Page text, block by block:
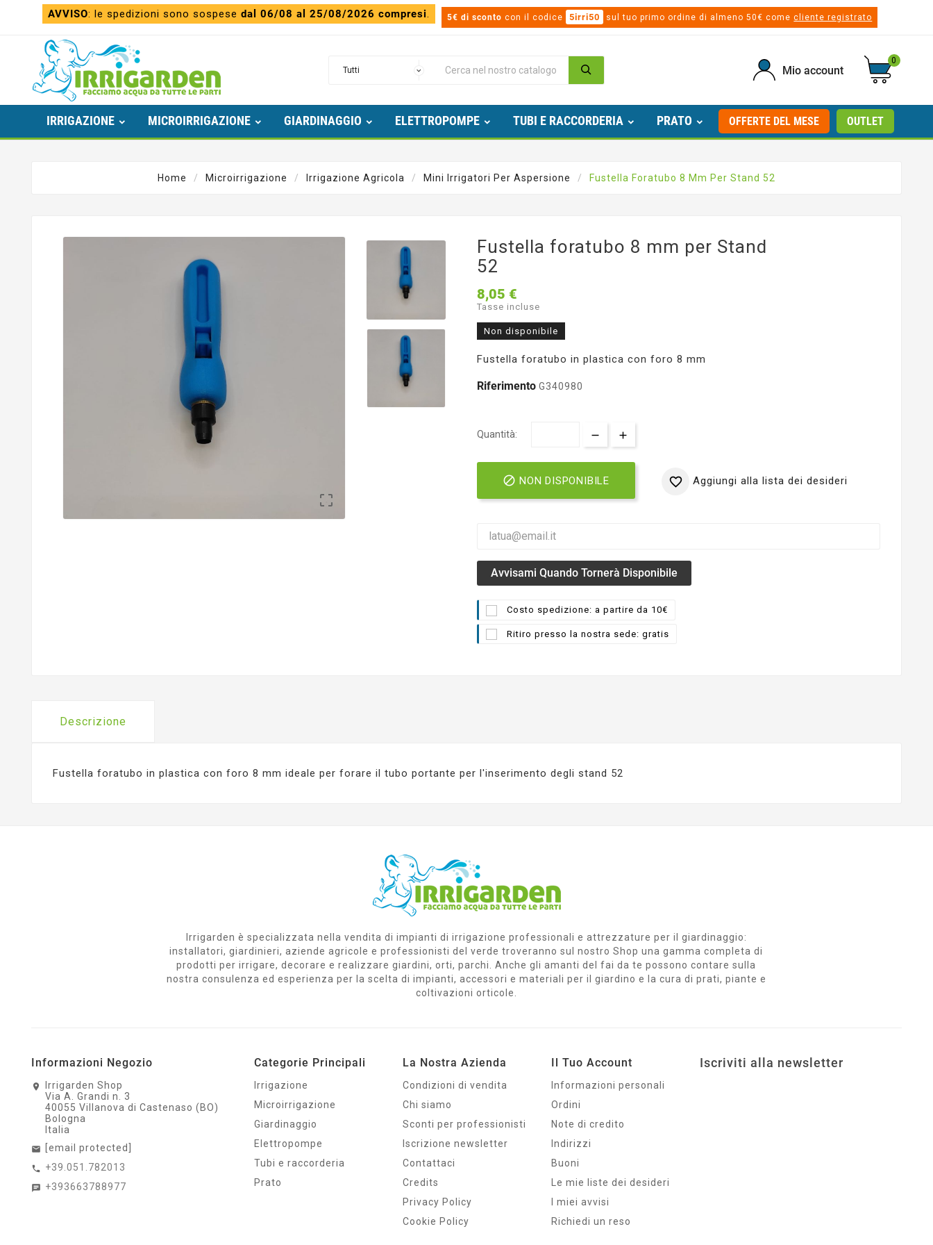
AVVISO: le spedizioni sono sospese dal 06/08 al 25/08/2026 compresi. 5€ di sconto con il codice 5irri50 sul tuo primo ordine di almeno 50€ comecliente registrato
Mio account
0
IRRIGAZIONE MICROIRRIGAZIONE GIARDINAGGIO ELETTROPOMPE TUBI E RACCORDERIA PRATO OFFERTE DEL MESE OUTLET
Home Microirrigazione Irrigazione Agricola Mini Irrigatori Per Aspersione Fustella Foratubo 8 Mm Per Stand 52

Fustella foratubo 8 mm per Stand
52
8,05 €
Tasse incluse
Non disponibile
Fustella foratubo in plastica con foro 8 mm
Riferimento G340980
Quantità:
 NON DISPONIBILE  Aggiungi alla lista dei desideri
Avvisami Quando Tornerà Disponibile
Costo spedizione: a partire da 10€
Ritiro presso la nostra sede: gratis
Descrizione
Fustella foratubo in plastica con foro 8 mm ideale per forare il tubo portante per l'inserimento degli stand 52
Irrigarden è specializzata nella vendita di impianti di irrigazione professionali e attrezzature per il giardinaggio:
installatori, giardinieri, aziende agricole e professionisti del verde troveranno sul nostro Shop una gamma completa di
prodotti per irrigare, decorare e realizzare giardini, orti, parchi. Anche gli amanti del fai da te possono contare sulla
nostra consulenza ed esperienza per la scelta di impianti, accessori e materiali per il giardino e la cura di prati, piante e
coltivazioni orticole.
Informazioni Negozio
Irrigarden Shop
Via A. Grandi n. 3
40055 Villanova di Castenaso (BO)
Bologna
Italia
[email protected]
+39.051.782013
+393663788977
Categorie Principali
Irrigazione
Microirrigazione
Giardinaggio
Elettropompe
Tubi e raccorderia
Prato
La Nostra Azienda
Condizioni di vendita
Chi siamo
Sconti per professionisti
Iscrizione newsletter
Contattaci
Credits
Privacy Policy
Cookie Policy
Il Tuo Account
Informazioni personali
Ordini
Note di credito
Indirizzi
Buoni
Le mie liste dei desideri
I miei avvisi
Richiedi un reso
Iscriviti alla newsletter